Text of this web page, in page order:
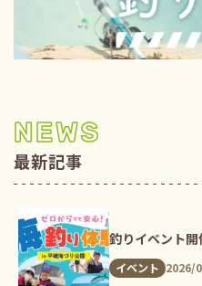
NEWS
最新記事
釣りイベント
イベント 2026/